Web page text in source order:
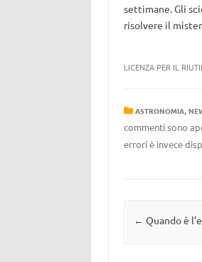
settimane. Gli
risolvere il
LICENZA PER IL
ASTRONOMIA,
commenti sono
errori è invece
Navigazione
← Quando è